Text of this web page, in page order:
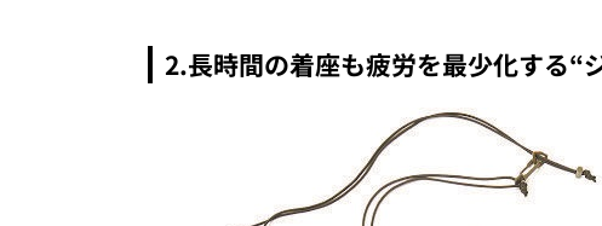
2.長時間の着座も疲労を最少化する“